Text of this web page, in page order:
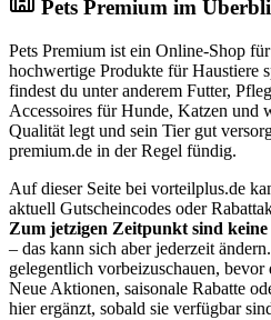
Pets Premium im
Pets Premium ist ein Online-Shop
hochwertige Produkte für Haustiere
findest du unter anderem Futter,
Accessoires für Hunde, Katzen und
Qualität legt und sein Tier gut
premium.de in der Regel fündig.
Auf dieser Seite bei vorteilplus.de
aktuell Gutscheincodes oder
Zum jetzigen Zeitpunkt sind
– das kann sich aber jederzeit
gelegentlich vorbeizuschauen,
Neue Aktionen, saisonale Rabatte
hier ergänzt, sobald sie verfügbar